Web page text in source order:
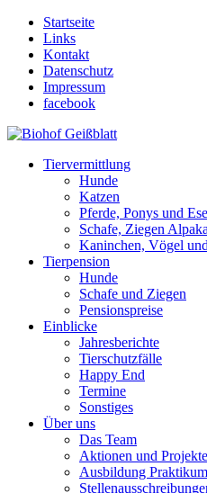
Startseite
Links
Kontakt
Datenschutz
Impressum
facebook
Tiervermittlung
Hunde
Katzen
Pferde, Ponys und
Schafe, Ziegen
Kaninchen, Vögel
Tierpension
Hunde
Schafe und Ziegen
Pensionspreise
Einblicke
Jahresberichte
Tierschutzfälle
Happy End
Termine
Sonstiges
Über uns
Das Team
Aktionen und Projekte
Ausbildung